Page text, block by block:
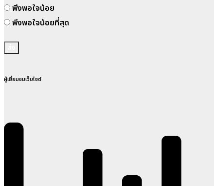
พึงพอใจน้อย
พึงพอใจน้อยที่สุด
ผู้เยี่ยมชมเว็บไซต์